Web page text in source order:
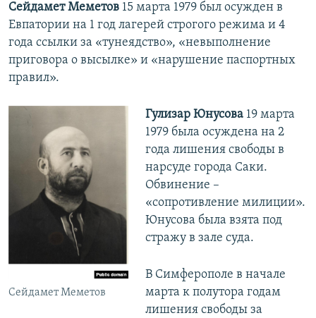
Сейдамет Меметов 15 марта 1979 был осужден в
Евпатории на 1 год лагерей строгого режима и 4
года ссылки за «тунеядство», «невыполнение
приговора о высылке» и «нарушение паспортных
правил».
Сейдамет Меметов
Гулизар Юнусова19 марта
1979 была осуждена на 2
года лишения свободы в
нарсуде города Саки.
Обвинение –
«сопротивление милиции».
Юнусова была взята под
стражу в зале суда.
В Симферополе в начале
марта к полутора годам
лишения свободы за